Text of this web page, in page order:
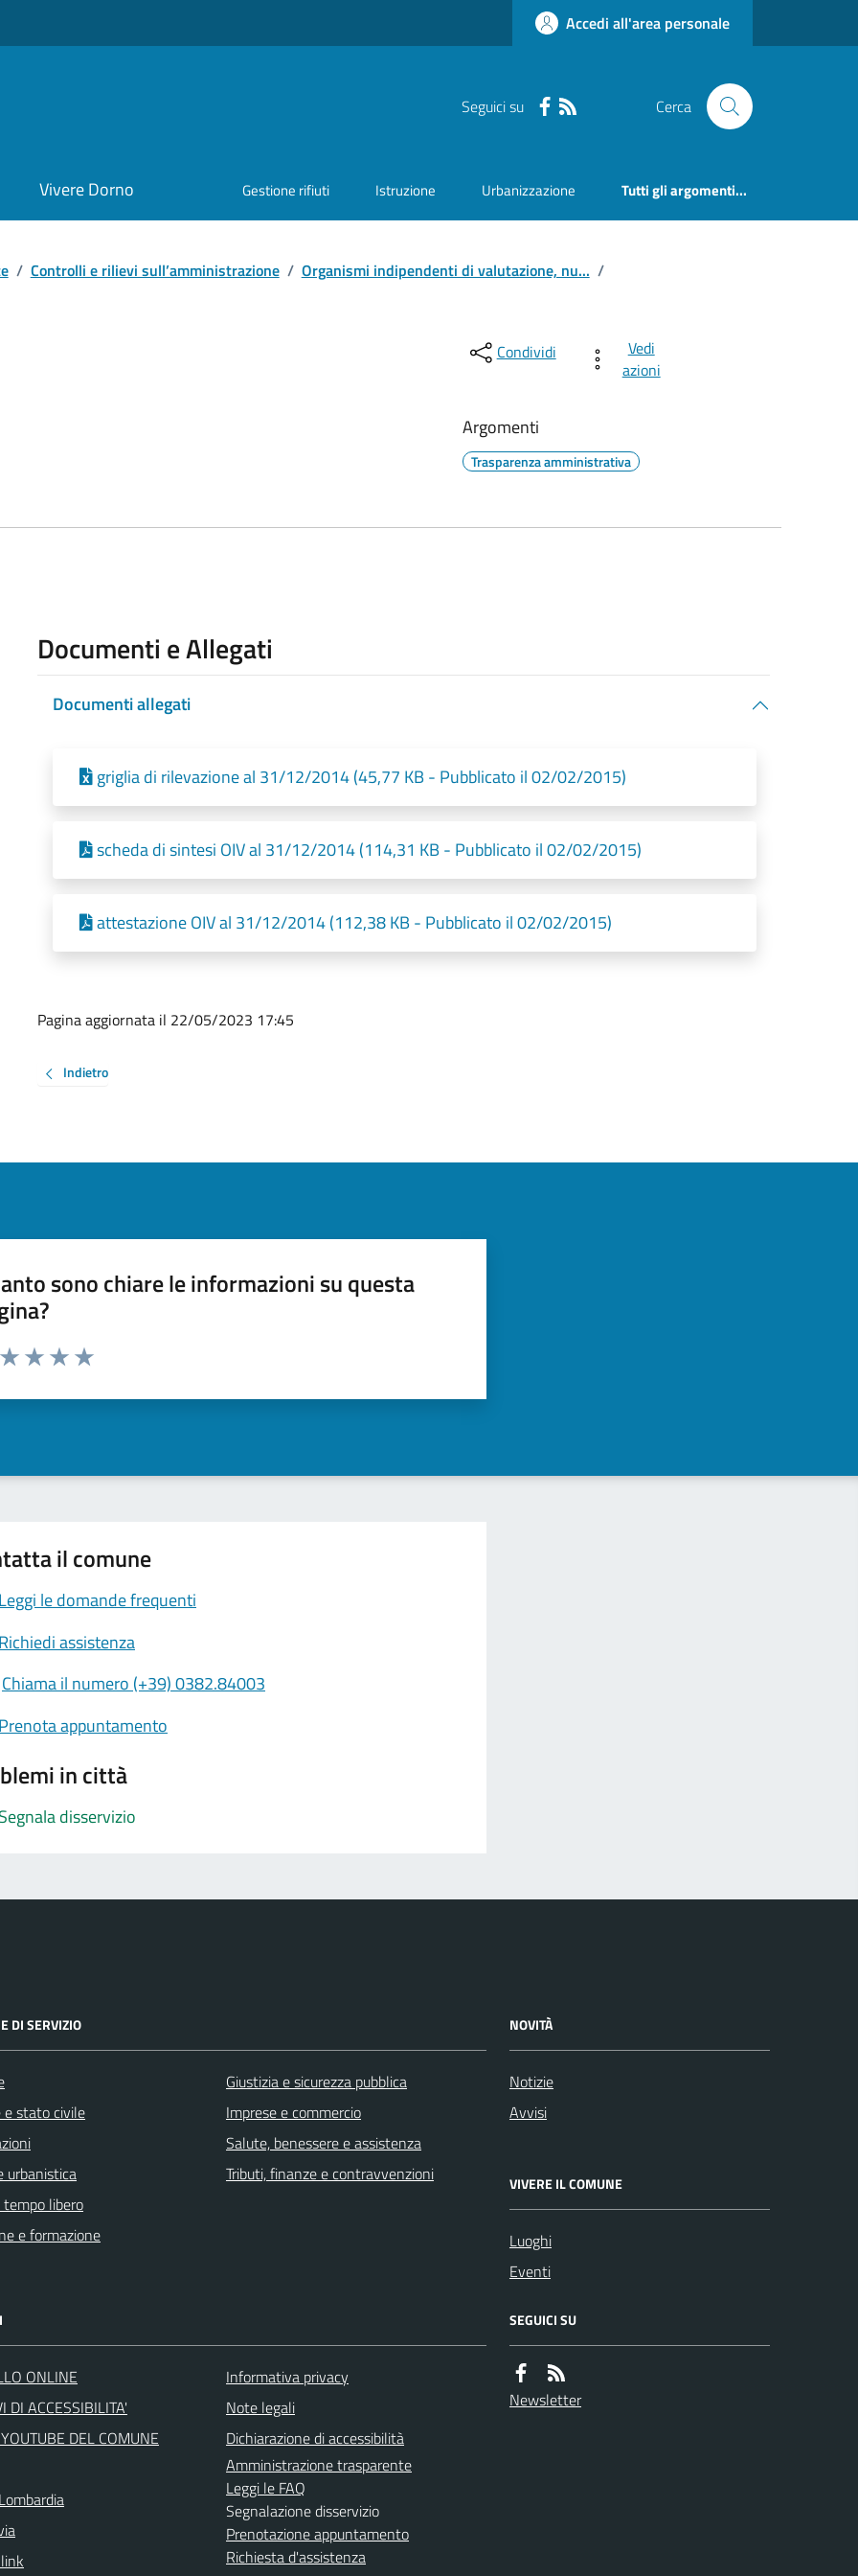
Accedi all'area personale
Seguici su Cerca
Vivere Dorno Gestione rifiuti Istruzione Urbanizzazione Tutti gli argomenti...
/ Controlli e rilievi sull’amministrazione / Organismi indipendenti di valutazione, nu... /
Condividi
Vedi
azioni
Argomenti
Trasparenza amministrativa
Documenti e Allegati
Documenti allegati
griglia di rilevazione al 31/12/2014 (45,77 KB - Pubblicato il 02/02/2015)
scheda di sintesi OIV al 31/12/2014 (114,31 KB - Pubblicato il 02/02/2015)
attestazione OIV al 31/12/2014 (112,38 KB - Pubblicato il 02/02/2015)
Pagina aggiornata il 22/05/2023 17:45
Indietro
sono chiare le informazioni su questa
da 1 a 5 stelle la pagina
il comune
le domande frequenti
assistenza
Chiama il numero (+39) 0382.84003
appuntamento
in città
disservizio
DI SERVIZIO
e stato civile
urbanistica
libero
e formazione
Giustizia e sicurezza pubblica
Imprese e commercio
Salute, benessere e assistenza
Tributi, finanze e contravvenzioni
NOVITÀ
Notizie
Avvisi
VIVERE IL COMUNE
Luoghi
Eventi
ONLINE
DI ACCESSIBILITA'
DEL COMUNE
Informativa privacy
Note legali
Dichiarazione di accessibilità
Amministrazione trasparente
Leggi le FAQ
Segnalazione disservizio
Prenotazione appuntamento
Richiesta d'assistenza
SEGUICI SU
Newsletter